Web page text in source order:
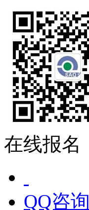
在线报名
QQ咨询